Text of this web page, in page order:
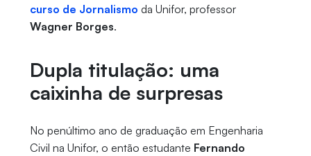
curso de Jornalismo da Unifor, professor
Wagner Borges.
Dupla titulação: uma
caixinha de surpresas
No penúltimo ano de graduação em Engenharia
Civil na Unifor, o então estudante Fernando